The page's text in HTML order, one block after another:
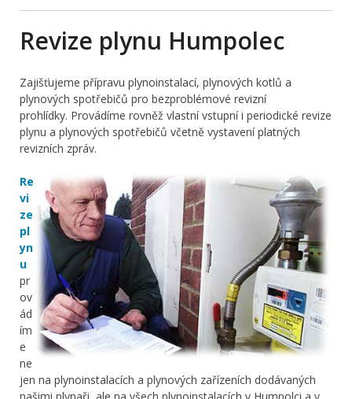
Revize plynu Humpolec
Zajišťujeme přípravu plynoinstalací, plynových kotlů a
plynových spotřebičů pro bezproblémové revizní
prohlídky. Provádíme rovněž vlastní vstupní i periodické revize
plynu a plynových spotřebičů včetně vystavení platných
revizních zpráv.
Re
vi
ze
pl
yn
u
pr
ov
ád
ím
e
ne
jen na plynoinstalacích a plynových zařízeních dodávaných
našimi plynaři, ale na všech plynoinstalacích v Humpolci a v